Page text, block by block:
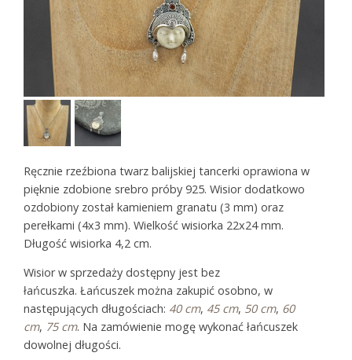
Ręcznie rzeźbiona twarz balijskiej tancerki oprawiona w
pięknie zdobione srebro próby 925. Wisior dodatkowo
ozdobiony został kamieniem granatu (3 mm) oraz
perełkami (4x3 mm). Wielkość wisiorka 22x24 mm.
Długość wisiorka 4,2 cm.
Wisior w sprzedaży dostępny jest bez
łańcuszka. Łańcuszek można zakupić osobno, w
następujących długościach: 40 cm, 45 cm, 50 cm, 60
cm, 75 cm. Na zamówienie mogę wykonać łańcuszek
dowolnej długości.